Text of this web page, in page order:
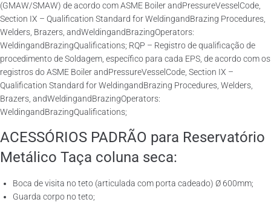
(GMAW/SMAW) de acordo com ASME Boiler andPressureVesselCode,
Section IX – Qualification Standard for WeldingandBrazing Procedures,
Welders, Brazers, andWeldingandBrazingOperators:
WeldingandBrazingQualifications; RQP – Registro de qualificação de
procedimento de Soldagem, específico para cada EPS, de acordo com os
registros do ASME Boiler andPressureVesselCode, Section IX –
Qualification Standard for WeldingandBrazing Procedures, Welders,
Brazers, andWeldingandBrazingOperators:
WeldingandBrazingQualifications;
ACESSÓRIOS PADRÃO para Reservatório
Metálico Taça coluna seca:
Boca de visita no teto (articulada com porta cadeado) Ø 600mm;
Guarda corpo no teto;